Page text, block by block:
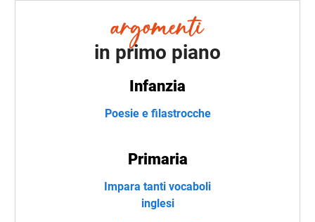
in primo piano
Infanzia
Poesie e filastrocche
Primaria
Impara tanti vocaboli
inglesi